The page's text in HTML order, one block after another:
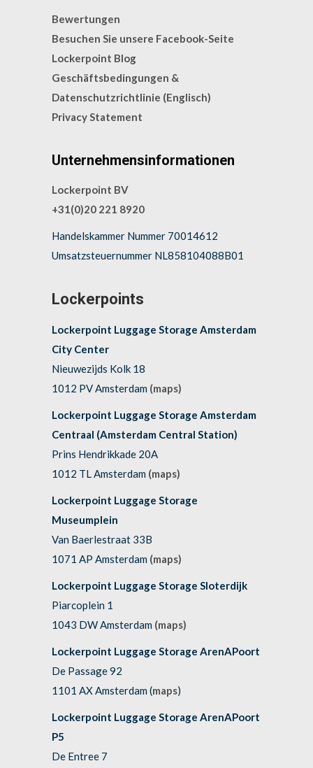
Bewertungen
Besuchen Sie unsere Facebook-Seite
Lockerpoint Blog
Geschäftsbedingungen &
Datenschutzrichtlinie (Englisch)
Privacy Statement
Unternehmensinformationen
Lockerpoint BV
+31(0)20 221 8920
Handelskammer Nummer 70014612
Umsatzsteuernummer NL858104088B01
Lockerpoints
Lockerpoint Luggage Storage Amsterdam
City Center
Nieuwezijds Kolk 18
1012 PV Amsterdam (maps)
Lockerpoint Luggage Storage Amsterdam
Centraal (Amsterdam Central Station)
Prins Hendrikkade 20A
1012 TL Amsterdam (maps)
Lockerpoint Luggage Storage
Museumplein
Van Baerlestraat 33B
1071 AP Amsterdam (maps)
Lockerpoint Luggage Storage Sloterdijk
Piarcoplein 1
1043 DW Amsterdam (maps)
Lockerpoint Luggage Storage ArenAPoort
De Passage 92
1101 AX Amsterdam (maps)
Lockerpoint Luggage Storage ArenAPoort
P5
De Entree 7